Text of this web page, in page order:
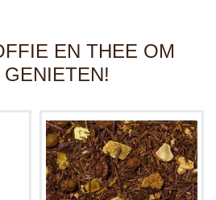
EN THEE OM